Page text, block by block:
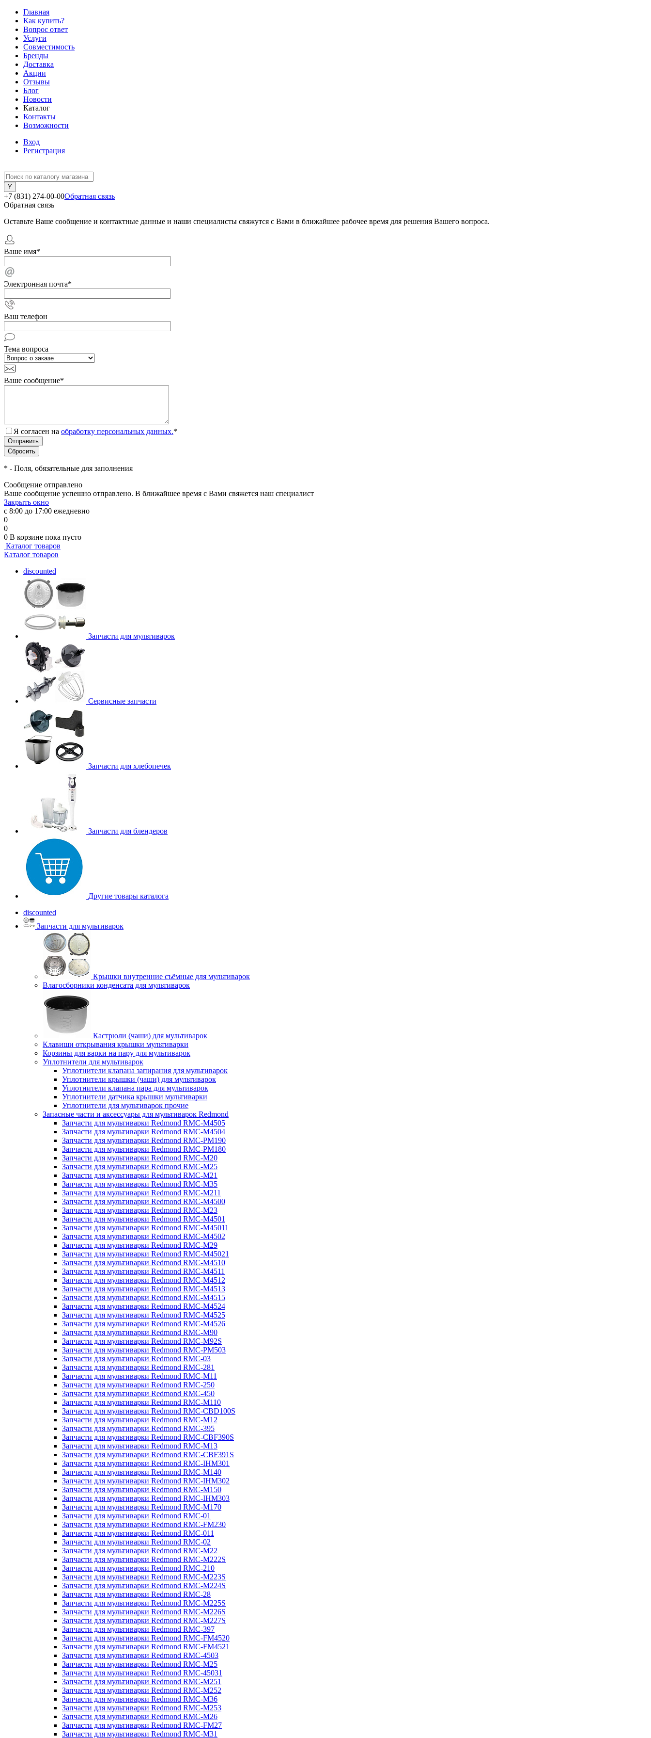
Главная
Как купить?
Вопрос ответ
Услуги
Совместимость
Бренды
Доставка
Акции
Отзывы
Блог
Новости
Каталог
Контакты
Возможности
Вход
Регистрация
+7 (831) 274-00-00Обратная связь
Обратная связь
Оставьте Ваше сообщение и контактные данные и наши специалисты свяжутся с Вами в ближайшее рабочее время для решения Вашего вопроса.
Ваше имя*
Электронная почта*
Ваш телефон
Тема вопроса
Ваше сообщение*
Я согласен на обработку персональных данных.*
* - Поля, обязательные для заполнения
Сообщение отправлено
Ваше сообщение успешно отправлено. В ближайшее время с Вами свяжется наш специалист
Закрыть окно
с 8:00 до 17:00 ежедневно
0
0
0 В корзине пока пусто
Каталог товаров
Каталог товаров
discounted
Запчасти для мультиварок
Сервисные запчасти
Запчасти для хлебопечек
Запчасти для блендеров
Другие товары каталога
discounted
Запчасти для мультиварок
Крышки внутренние съёмные для мультиварок
Влагосборники конденсата для мультиварок
Кастрюли (чаши) для мультиварок
Клавиши открывания крышки мультиварки
Корзины для варки на пару для мультиварок
Уплотнители для мультиварок
Уплотнители клапана запирания для мультиварок
Уплотнители крышки (чаши) для мультиварок
Уплотнители клапана пара для мультиварок
Уплотнители датчика крышки мультиварки
Уплотнители для мультиварок прочие
Запасные части и аксессуары для мультиварок Redmond
Запчасти для мультиварки Redmond RMC-M4505
Запчасти для мультиварки Redmond RMC-M4504
Запчасти для мультиварки Redmond RMC-PM190
Запчасти для мультиварки Redmond RMC-PM180
Запчасти для мультиварки Redmond RMC-M20
Запчасти для мультиварки Redmond RMC-M25
Запчасти для мультиварки Redmond RMC-M21
Запчасти для мультиварки Redmond RMC-M35
Запчасти для мультиварки Redmond RMC-M211
Запчасти для мультиварки Redmond RMC-M4500
Запчасти для мультиварки Redmond RMC-M23
Запчасти для мультиварки Redmond RMC-M4501
Запчасти для мультиварки Redmond RMC-M45011
Запчасти для мультиварки Redmond RMC-M4502
Запчасти для мультиварки Redmond RMC-M29
Запчасти для мультиварки Redmond RMC-M45021
Запчасти для мультиварки Redmond RMC-M4510
Запчасти для мультиварки Redmond RMC-M4511
Запчасти для мультиварки Redmond RMC-M4512
Запчасти для мультиварки Redmond RMC-M4513
Запчасти для мультиварки Redmond RMC-M4515
Запчасти для мультиварки Redmond RMC-M4524
Запчасти для мультиварки Redmond RMC-M4525
Запчасти для мультиварки Redmond RMC-M4526
Запчасти для мультиварки Redmond RMC-M90
Запчасти для мультиварки Redmond RMC-M92S
Запчасти для мультиварки Redmond RMC-PM503
Запчасти для мультиварки Redmond RMC-03
Запчасти для мультиварки Redmond RMC-281
Запчасти для мультиварки Redmond RMC-M11
Запчасти для мультиварки Redmond RMC-250
Запчасти для мультиварки Redmond RMC-450
Запчасти для мультиварки Redmond RMC-M110
Запчасти для мультиварки Redmond RMC-CBD100S
Запчасти для мультиварки Redmond RMC-M12
Запчасти для мультиварки Redmond RMC-395
Запчасти для мультиварки Redmond RMC-CBF390S
Запчасти для мультиварки Redmond RMC-M13
Запчасти для мультиварки Redmond RMC-CBF391S
Запчасти для мультиварки Redmond RMC-IHM301
Запчасти для мультиварки Redmond RMC-M140
Запчасти для мультиварки Redmond RMC-IHM302
Запчасти для мультиварки Redmond RMC-M150
Запчасти для мультиварки Redmond RMC-IHM303
Запчасти для мультиварки Redmond RMC-M170
Запчасти для мультиварки Redmond RMC-01
Запчасти для мультиварки Redmond RMC-FM230
Запчасти для мультиварки Redmond RMC-011
Запчасти для мультиварки Redmond RMC-02
Запчасти для мультиварки Redmond RMC-M22
Запчасти для мультиварки Redmond RMC-M222S
Запчасти для мультиварки Redmond RMC-210
Запчасти для мультиварки Redmond RMC-M223S
Запчасти для мультиварки Redmond RMC-M224S
Запчасти для мультиварки Redmond RMC-28
Запчасти для мультиварки Redmond RMC-M225S
Запчасти для мультиварки Redmond RMC-M226S
Запчасти для мультиварки Redmond RMC-M227S
Запчасти для мультиварки Redmond RMC-397
Запчасти для мультиварки Redmond RMC-FM4520
Запчасти для мультиварки Redmond RMC-FM4521
Запчасти для мультиварки Redmond RMC-4503
Запчасти для мультиварки Redmond RMC-M25
Запчасти для мультиварки Redmond RMC-45031
Запчасти для мультиварки Redmond RMC-M251
Запчасти для мультиварки Redmond RMC-M252
Запчасти для мультиварки Redmond RMC-M36
Запчасти для мультиварки Redmond RMC-M253
Запчасти для мультиварки Redmond RMC-M26
Запчасти для мультиварки Redmond RMC-FM27
Запчасти для мультиварки Redmond RMC-M31